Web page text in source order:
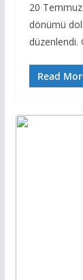
20 Temmuz
dönümü
düzenlendi.
Read